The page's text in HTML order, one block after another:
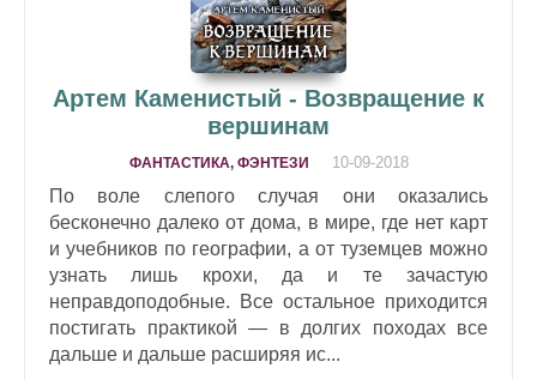
Артем Каменистый - Возвращение к
вершинам
ФАНТАСТИКА, ФЭНТЕЗИ 10-09-2018
По воле слепого случая они оказались
бесконечно далеко от дома, в мире, где нет карт
и учебников по географии, а от туземцев можно
узнать лишь крохи, да и те зачастую
неправдоподобные. Все остальное приходится
постигать практикой — в долгих походах все
дальше и дальше расширяя ис...